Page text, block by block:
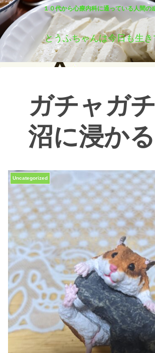
１０代から心療内科に通っている人間の
とうふちゃんは今日も生き
ガチャガ
沼に浸かる
Uncategorized